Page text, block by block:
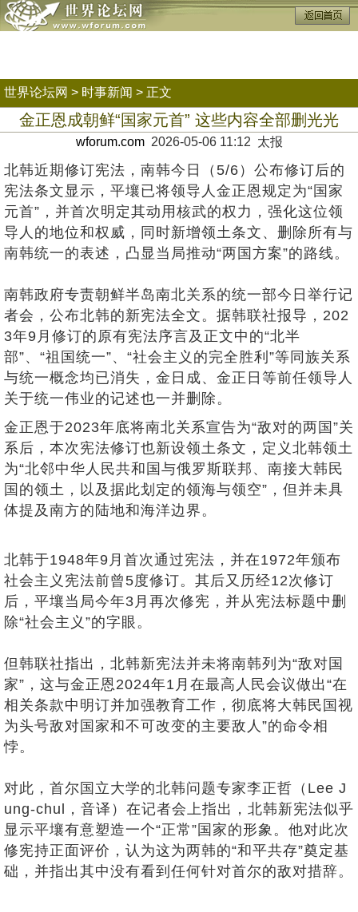
世界论坛网 > 时事新闻 > 正文
金正恩成朝鲜“国家元首” 这些内容全部删光光
wforum.com2026-05-06 11:12 太报
北韩近期修订宪法，南韩今日（5/6）公布修订后的
宪法条文显示，平壤已将领导人金正恩规定为“国家
元首”，并首次明定其动用核武的权力，强化这位领
导人的地位和权威，同时新增领土条文、删除所有与
南韩统一的表述，凸显当局推动“两国方案”的路线。
南韩政府专责朝鲜半岛南北关系的统一部今日举行记
者会，公布北韩的新宪法全文。据韩联社报导，202
3年9月修订的原有宪法序言及正文中的“北半
部”、“祖国统一”、“社会主义的完全胜利”等同族关系
与统一概念均已消失，金日成、金正日等前任领导人
关于统一伟业的记述也一并删除。
金正恩于2023年底将南北关系宣告为“敌对的两国”关
系后，本次宪法修订也新设领土条文，定义北韩领土
为“北邻中华人民共和国与俄罗斯联邦、南接大韩民
国的领土，以及据此划定的领海与领空”，但并未具
体提及南方的陆地和海洋边界。
北韩于1948年9月首次通过宪法，并在1972年颁布
社会主义宪法前曾5度修订。其后又历经12次修订
后，平壤当局今年3月再次修宪，并从宪法标题中删
除“社会主义”的字眼。
但韩联社指出，北韩新宪法并未将南韩列为“敌对国
家”，这与金正恩2024年1月在最高人民会议做出“在
相关条款中明订并加强教育工作，彻底将大韩民国视
为头号敌对国家和不可改变的主要敌人”的命令相
悖。
对此，首尔国立大学的北韩问题专家李正哲（Lee J
ung-chul，音译）在记者会上指出，北韩新宪法似乎
显示平壤有意塑造一个“正常”国家的形象。他对此次
修宪持正面评价，认为这为两韩的“和平共存”奠定基
础，并指出其中没有看到任何针对首尔的敌对措辞。